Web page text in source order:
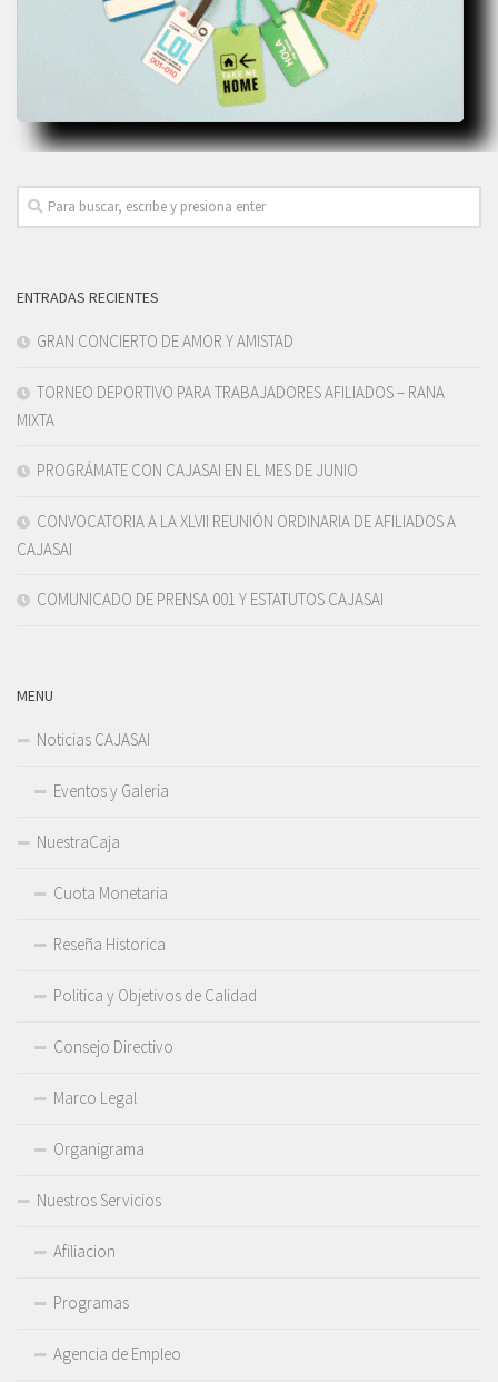
ENTRADAS RECIENTES
GRAN CONCIERTO DE AMOR Y AMISTAD
TORNEO DEPORTIVO PARA TRABAJADORES AFILIADOS – RANA
MIXTA
PROGRÁMATE CON CAJASAI EN EL MES DE JUNIO
CONVOCATORIA A LA XLVII REUNIÓN ORDINARIA DE AFILIADOS A
CAJASAI
COMUNICADO DE PRENSA 001 Y ESTATUTOS CAJASAI
MENU
Noticias CAJASAI
Eventos y Galeria
NuestraCaja
Cuota Monetaria
Reseña Historica
Politica y Objetivos de Calidad
Consejo Directivo
Marco Legal
Organigrama
Nuestros Servicios
Afiliacion
Programas
Agencia de Empleo